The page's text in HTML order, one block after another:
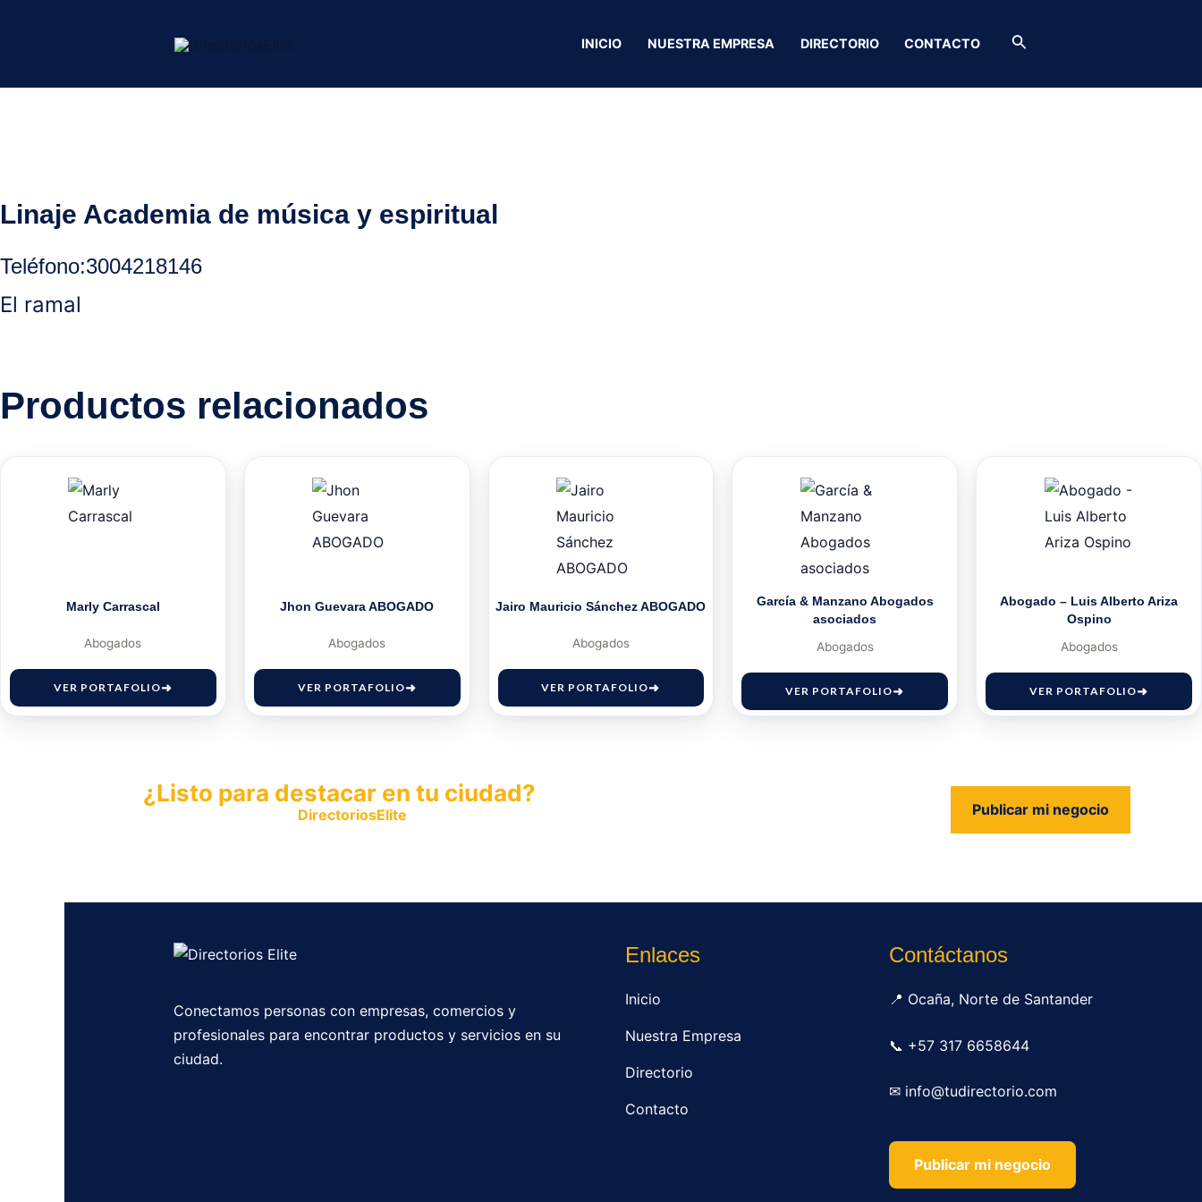
INICIO NUESTRA EMPRESA DIRECTORIO CONTACTO Buscar
Linaje Academia de música y espiritual
Teléfono:3004218146
El ramal
Productos relacionados
Marly Carrascal
Abogados
VER PORTAFOLIO
Jhon Guevara ABOGADO
Abogados
VER PORTAFOLIO
Jairo Mauricio Sánchez ABOGADO
Abogados
VER PORTAFOLIO
García & Manzano Abogados
asociados
Abogados
VER PORTAFOLIO
Abogado – Luis Alberto Ariza
Ospino
Abogados
VER PORTAFOLIO
¿Listo para destacar en tu ciudad?
DirectoriosElite Publicar mi negocio
Conectamos personas con empresas, comercios y
profesionales para encontrar productos y servicios en su
ciudad.
Enlaces
Inicio
Nuestra Empresa
Directorio
Contacto
Contáctanos
📍 Ocaña, Norte de Santander
📞 +57 317 6658644
✉ info@tudirectorio.com
Publicar mi negocio